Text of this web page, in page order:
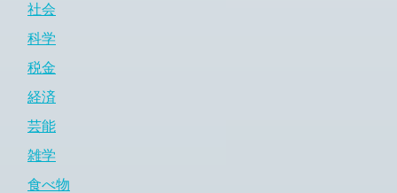
社会
科学
税金
経済
芸能
雑学
食べ物